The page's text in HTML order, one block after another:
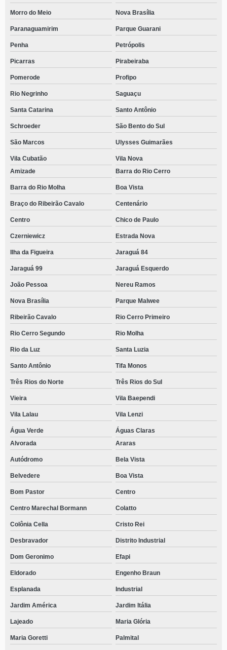
Morro do Meio Nova Brasília
Paranaguamirim Parque Guarani
Penha Petrópolis
Picarras Pirabeiraba
Pomerode Profipo
Rio Negrinho Saguaçu
Santa Catarina Santo Antônio
Schroeder São Bento do Sul
São Marcos Ulysses Guimarães
Vila Cubatão
Vila Nova
Amizade
Barra do Rio Cerro
Barra do Rio Molha Boa Vista
Braço do Ribeirão Cavalo Centenário
Centro Chico de Paulo
Czerniewicz Estrada Nova
Ilha da Figueira Jaraguá 84
Jaraguá 99 Jaraguá Esquerdo
João Pessoa Nereu Ramos
Nova Brasília Parque Malwee
Ribeirão Cavalo Rio Cerro Primeiro
Rio Cerro Segundo Rio Molha
Rio da Luz Santa Luzia
Santo Antônio Tifa Monos
Três Rios do Norte Três Rios do Sul
Vieira Vila Baependi
Vila Lalau Vila Lenzi
Água Verde
Águas Claras
Alvorada
Araras
Autódromo Bela Vista
Belvedere Boa Vista
Bom Pastor Centro
Centro Marechal Bormann Colatto
Colônia Cella Cristo Rei
Desbravador Distrito Industrial
Dom Geronimo Efapi
Eldorado Engenho Braun
Esplanada Industrial
Jardim América Jardim Itália
Lajeado Maria Glória
Maria Goretti Palmital